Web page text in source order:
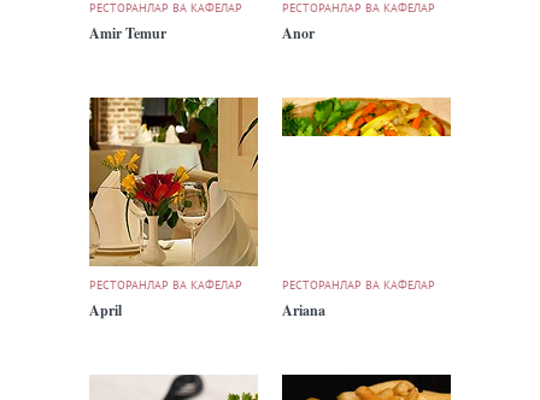
РЕСТОРАНЛАР ВА КАФЕЛАР
Amir Temur
РЕСТОРАНЛАР ВА КАФЕЛАР
Anor
РЕСТОРАНЛАР ВА КАФЕЛАР
April
РЕСТОРАНЛАР ВА КАФЕЛАР
Ariana